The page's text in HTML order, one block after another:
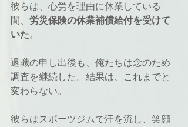
彼らは、心労を理由に休業している
間、 労災保険の休業補償給付を受けて
いた。
退職の申し出後も、俺たちは念のため
調査を継続した。結果は、これまでと
変わらない。
彼らはスポーツジムで汗を流し、笑顔